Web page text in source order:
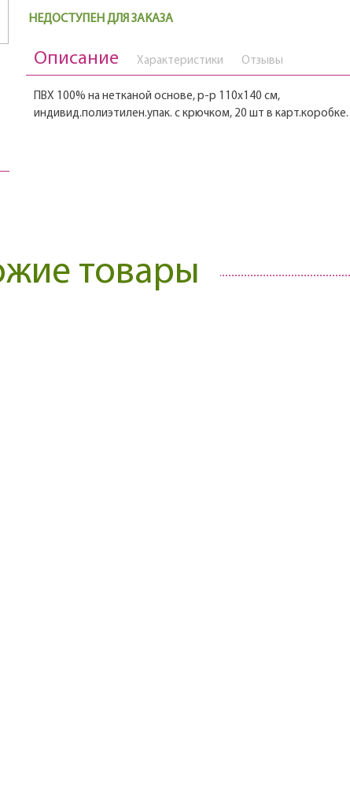
НЕДОСТУПЕН ДЛЯ ЗАКАЗА
Описание Характеристики Отзывы
ПВХ 100% на нетканой основе, р-р 110х140 см,
индивид.полиэтилен.упак. с крючком, 20 шт в карт.коробке.
товары